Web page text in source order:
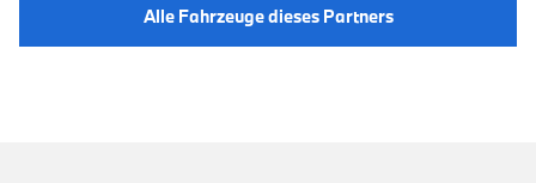
Alle Fahrzeuge dieses Partners